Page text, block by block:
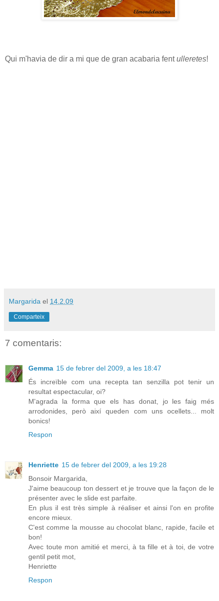
Qui m'havia de dir a mi que de gran acabaria fentulleretes!
Margarida el 14.2.09
Comparteix
7 comentaris:
Gemma 15 de febrer del 2009, a les 18:47
És increïble com una recepta tan senzilla pot tenir un
resultat espectacular, oi?
M'agrada la forma que els has donat, jo les faig més
arrodonides, però així queden com uns ocellets... molt
bonics!
Respon
Henriette 15 de febrer del 2009, a les 19:28
Bonsoir Margarida,
J'aime beaucoup ton dessert et je trouve que la façon de le
présenter avec le slide est parfaite.
En plus il est très simple à réaliser et ainsi l'on en profite
encore mieux.
C'est comme la mousse au chocolat blanc, rapide, facile et
bon!
Avec toute mon amitié et merci, à ta fille et à toi, de votre
gentil petit mot,
Henriette
Respon